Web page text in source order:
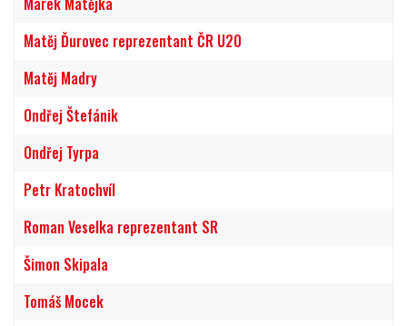
Matěj Ďurovec reprezentant ČR U20
Matěj Madry
Ondřej Štefánik
Ondřej Tyrpa
Petr Kratochvíl
Roman Veselka reprezentant SR
Šimon Skipala
Tomáš Mocek